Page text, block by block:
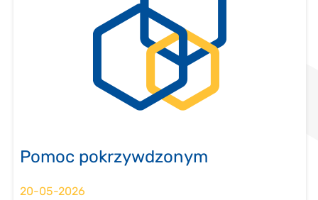
Pomoc pokrzywdzonym
20-05-2026